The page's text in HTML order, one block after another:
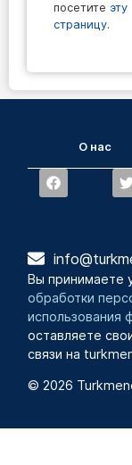
посетите эту
страницу.
О нас
Вы принимаете
обработки
использования
оставляете
связи на
© 2026